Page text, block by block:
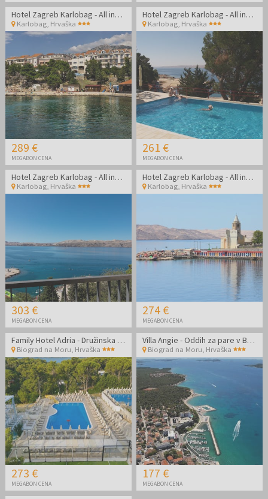
Hotel Zagreb Karlobag - All inclusive light pozdrav poletju - Soba z balkonom
Karlobag, Hrvaška
289 €
MEGABON CENA
Hotel Zagreb Karlobag - All inclusive light pozdrav poletju
Karlobag Hrvaška
261 €
MEGABON CENA
Hotel Zagreb Karlobag - All inclusive light poletje - Soba z balkonom
Karlobag, Hrvaška
303 €
MEGABON CENA
Hotel Zagreb Karlobag - All inclusive light poletje
Karlobag, Hrvaška
274 €
MEGABON CENA
Family Hotel Adria - Družinska all inclusive jesen v Dalmaciji
Biograd na Moru, Hrvaška
273 €
MEGABON CENA
Villa Angie - Oddih za pare v Biogradu na Moru
Biograd na Moru, Hrvaška
177 €
MEGABON CENA